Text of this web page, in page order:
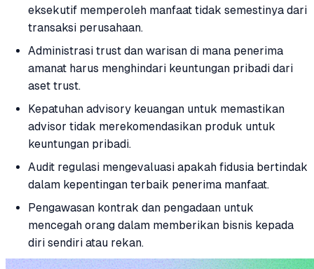
eksekutif memperoleh manfaat tidak semestinya dari
transaksi perusahaan.
Administrasi trust dan warisan di mana penerima
amanat harus menghindari keuntungan pribadi dari
aset trust.
Kepatuhan advisory keuangan untuk memastikan
advisor tidak merekomendasikan produk untuk
keuntungan pribadi.
Audit regulasi mengevaluasi apakah fidusia bertindak
dalam kepentingan terbaik penerima manfaat.
Pengawasan kontrak dan pengadaan untuk
mencegah orang dalam memberikan bisnis kepada
diri sendiri atau rekan.